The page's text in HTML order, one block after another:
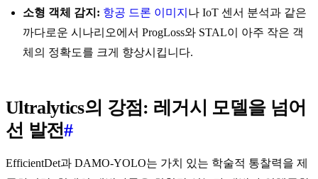
소형 객체 감지: 항공 드론 이미지 나 IoT 센서 분석과 같은
까다로운 시나리오에서 ProgLoss와 STAL이 아주 작은 객
체의 정확도를 크게 향상시킵니다.
Ultralytics의 강점: 레거시 모델을 넘어
선 발전#
EfficientDet과 DAMO-YOLO는 가치 있는 학술적 통찰력을 제